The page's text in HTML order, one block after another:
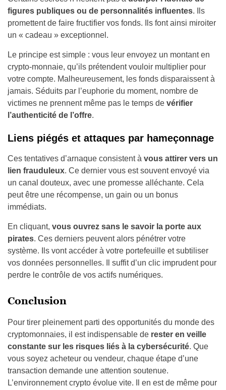
figures publiques ou de personnalités influentes. Ils
promettent de faire fructifier vos fonds. Ils font ainsi miroiter
un « cadeau » exceptionnel.
Le principe est simple : vous leur envoyez un montant en
crypto-monnaie, qu’ils prétendent vouloir multiplier pour
votre compte. Malheureusement, les fonds disparaissent à
jamais. Séduits par l’euphorie du moment, nombre de
victimes ne prennent même pas le temps de vérifier
l’authenticité de l’offre.
Liens piégés et attaques par hameçonnage
Ces tentatives d’arnaque consistent à vous attirer vers un
lien frauduleux. Ce dernier vous est souvent envoyé via
un canal douteux, avec une promesse alléchante. Cela
peut être une récompense, un gain ou un bonus
immédiats.
En cliquant, vous ouvrez sans le savoir la porte aux
pirates. Ces derniers peuvent alors pénétrer votre
système. Ils vont accéder à votre portefeuille et subtiliser
vos données personnelles. Il suffit d’un clic imprudent pour
perdre le contrôle de vos actifs numériques.
Conclusion
Pour tirer pleinement parti des opportunités du monde des
cryptomonnaies, il est indispensable de rester en veille
constante sur les risques liés à la cybersécurité. Que
vous soyez acheteur ou vendeur, chaque étape d’une
transaction demande une attention soutenue.
L’environnement crypto évolue vite. Il en est de même pour